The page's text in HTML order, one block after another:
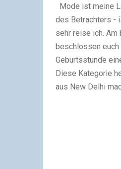
Mode ist meine
des Betrachters -
sehr reise ich. Am
beschlossen
Geburtsstunde
Diese Kategorie
aus New Delhi